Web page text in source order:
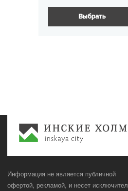
Выбрать
Информация не является публичной
офертой, рекламой, и несет